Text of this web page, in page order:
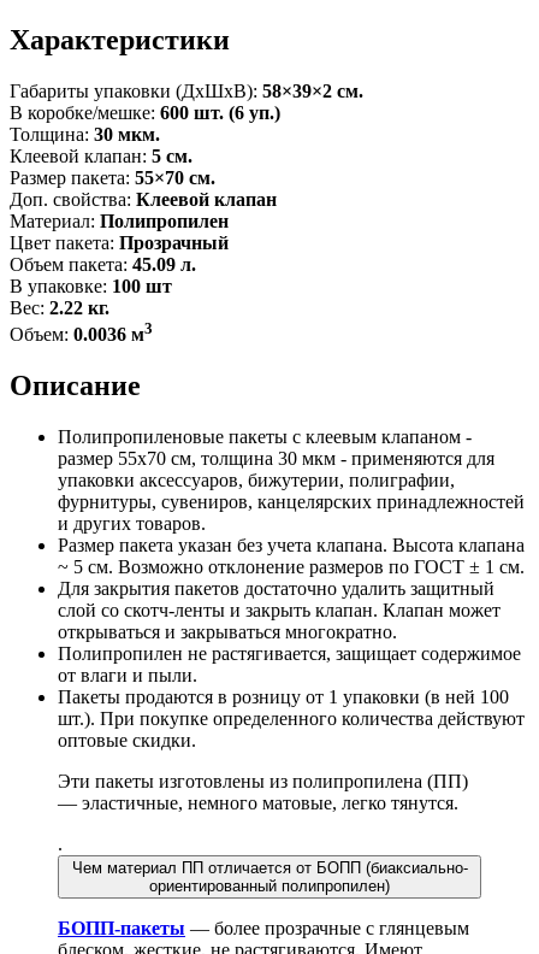
Характеристики
Габариты упаковки (ДxШxВ): 58×39×2 см.
В коробке/мешке: 600 шт. (6 уп.)
Толщина: 30 мкм.
Клеевой клапан: 5 см.
Размер пакета: 55×70 см.
Доп. свойства: Клеевой клапан
Материал: Полипропилен
Цвет пакета: Прозрачный
Объем пакета: 45.09 л.
В упаковке: 100 шт
Вес: 2.22 кг.
Объем: 0.0036 м3
Описание
Полипропиленовые пакеты с клеевым клапаном -
размер 55x70 см, толщина 30 мкм - применяются для
упаковки аксессуаров, бижутерии, полиграфии,
фурнитуры, сувениров, канцелярских принадлежностей
и других товаров.
Размер пакета указан без учета клапана. Высота клапана
~ 5 см. Возможно отклонение размеров по ГОСТ ± 1 см.
Для закрытия пакетов достаточно удалить защитный
слой со скотч-ленты и закрыть клапан. Клапан может
открываться и закрываться многократно.
Полипропилен не растягивается, защищает содержимое
от влаги и пыли.
Пакеты продаются в розницу от 1 упаковки (в ней 100
шт.). При покупке определенного количества действуют
оптовые скидки.
Эти пакеты изготовлены из полипропилена (ПП)
— эластичные, немного матовые, легко тянутся.
.
Чем материал ПП отличается от БОПП (биаксиально-
ориентированный полипропилен)
БОПП-пакеты — более прозрачные с глянцевым
блеском, жесткие, не растягиваются. Имеют